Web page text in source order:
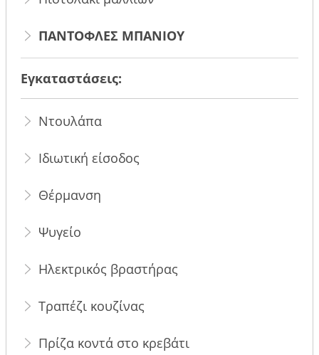
ΠΑΝΤΟΦΛΕΣ ΜΠΑΝΙΟΥ
Εγκαταστάσεις:
Ντουλάπα
Ιδιωτική είσοδος
Θέρμανση
Ψυγείο
Ηλεκτρικός βραστήρας
Τραπέζι κουζίνας
Πρίζα κοντά στο κρεβάτι